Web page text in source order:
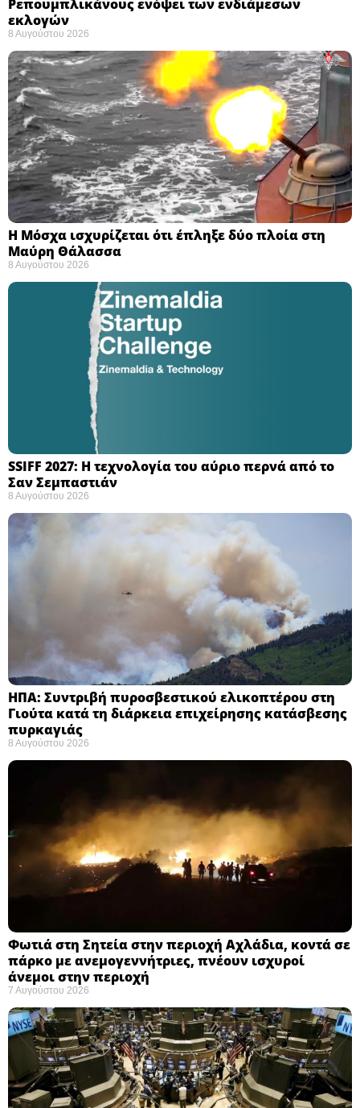
Ρεπουμπλικάνους ενόψει των ενδιάμεσων
εκλογών ​
8 Αυγούστου 2026
Η Μόσχα ισχυρίζεται ότι έπληξε δύο πλοία στη
Μαύρη Θάλασσα ​
8 Αυγούστου 2026
SSIFF 2027: Η τεχνολογία του αύριο περνά από το
Σαν Σεμπαστιάν ​
8 Αυγούστου 2026
ΗΠΑ: Συντριβή πυροσβεστικού ελικοπτέρου στη
Γιούτα κατά τη διάρκεια επιχείρησης κατάσβεσης
πυρκαγιάς ​
8 Αυγούστου 2026
Φωτιά στη Σητεία στην περιοχή Αχλάδια, κοντά σε
πάρκο με ανεμογεννήτριες, πνέουν ισχυροί
άνεμοι στην περιοχή
7 Αυγούστου 2026